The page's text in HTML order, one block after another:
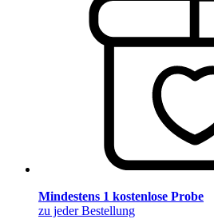
Mindestens 1 kostenlose Probe
zu jeder Bestellung